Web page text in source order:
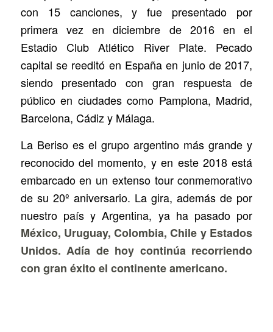
con 15 canciones, y fue presentado por
primera vez en diciembre de 2016 en el
Estadio Club Atlético River Plate. Pecado
capital se reeditó en España en junio de 2017,
siendo presentado con gran respuesta de
público en ciudades como Pamplona, Madrid,
Barcelona, Cádiz y Málaga.
La Beriso es el grupo argentino más grande y
reconocido del momento, y en este 2018 está
embarcado en un extenso tour conmemorativo
de su 20º aniversario. La gira, además de por
nuestro país y Argentina, ya ha pasado por
México, Uruguay, Colombia, Chile y Estados
Unidos.Adía de hoy continúa recorriendo
con gran éxito el continente americano.